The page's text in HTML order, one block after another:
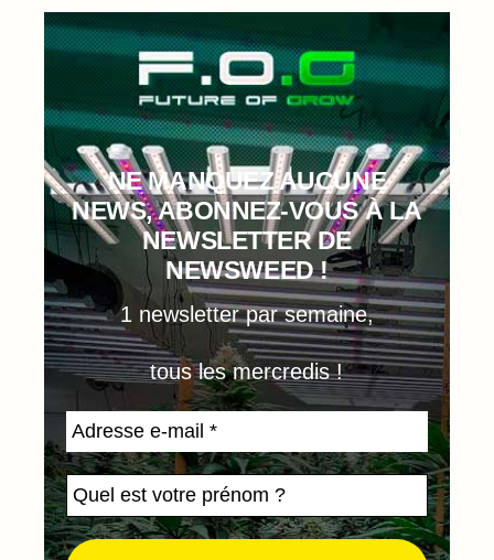
NE MANQUEZ AUCUNE
NEWS, ABONNEZ-VOUS À LA
NEWSLETTER DE
NEWSWEED !
1 newsletter par semaine,
tous les mercredis !